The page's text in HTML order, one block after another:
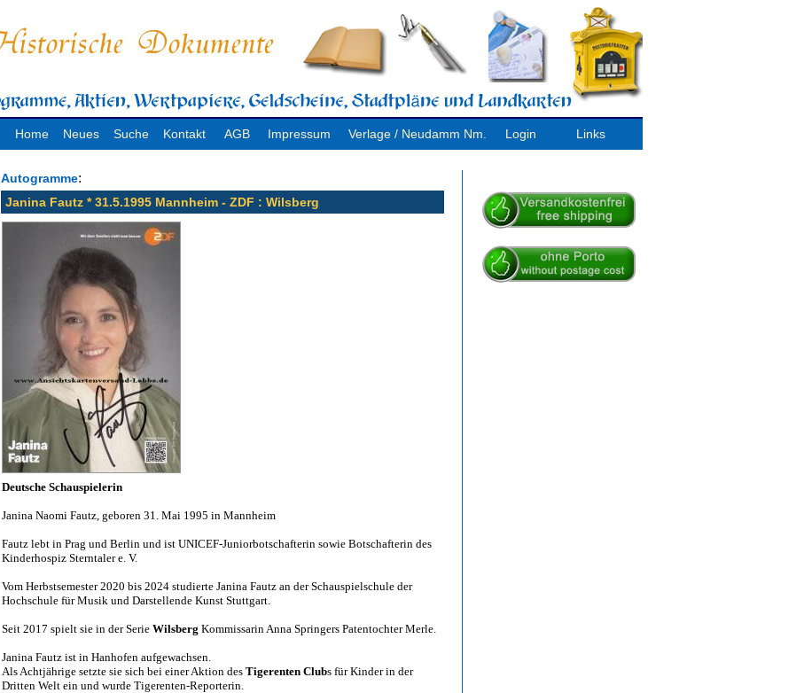
Home Neues Suche Kontakt AGB Impressum Verlage / Neudamm Nm. Login Links
Autogramme:
Janina Fautz * 31.5.1995 Mannheim - ZDF : Wilsberg
Deutsche Schauspielerin
Janina Naomi Fautz, geboren 31. Mai 1995 in Mannheim
Fautz lebt in Prag und Berlin und ist UNICEF-Juniorbotschafterin sowie Botschafterin des
Kinderhospiz Sterntaler e. V.
Vom Herbstsemester 2020 bis 2024 studierte Janina Fautz an der Schauspielschule der
Hochschule für Musik und Darstellende Kunst Stuttgart.
Seit 2017 spielt sie in der Serie Wilsberg Kommissarin Anna Springers Patentochter Merle.
Janina Fautz ist in Hanhofen aufgewachsen.
Als Achtjährige setzte sie sich bei einer Aktion des Tigerenten Clubs für Kinder in der
Dritten Welt ein und wurde Tigerenten-Reporterin.